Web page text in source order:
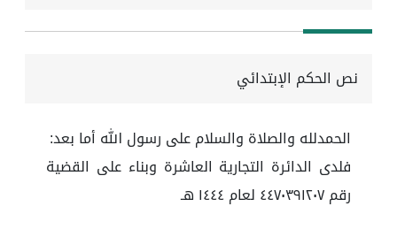
نص الحكم الإبتدائي
الحمدلله والصلاة والسلام على رسول الله أما بعد:
فلدى الدائرة التجارية العاشرة وبناء على القضية
رقم ٤٤٧٠٣٩١٢٠٧ لعام ١٤٤٤ هـ